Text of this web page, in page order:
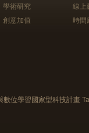
學術研究
創意加值
線上
時間
數位學習國家型科技計畫